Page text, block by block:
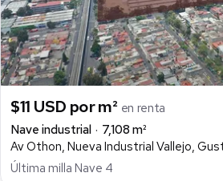
$11 USD por m² en renta
Nave industrial
7,108 m²
Av Othon, Nueva Industrial Vallejo,
Última milla Nave 4